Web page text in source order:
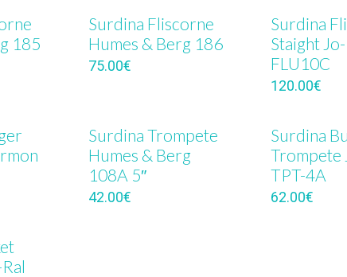
185
Surdina Fliscorne
Humes & Berg 186
75.00€
Surdina
Staight
FLU10C
120.00€
Surdina Trompete
Humes & Berg
108A 5″
42.00€
Surdina
Trompete
TPT-4A
62.00€